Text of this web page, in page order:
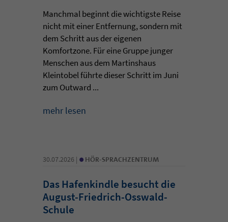
Manchmal beginnt die wichtigste Reise
nicht mit einer Entfernung, sondern mit
dem Schritt aus der eigenen
Komfortzone. Für eine Gruppe junger
Menschen aus dem Martinshaus
Kleintobel führte dieser Schritt im Juni
zum Outward ...
mehr lesen
30.07.2026 | • HÖR-SPRACHZENTRUM
Das Hafenkindle besucht die
August-Friedrich-Osswald-
Schule